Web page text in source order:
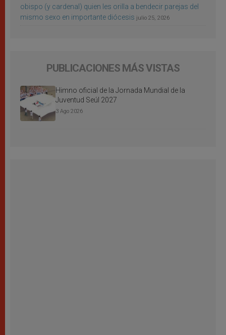
obispo (y cardenal) quien les orilla a bendecir parejas del
mismo sexo en importante diócesis julio 25, 2026
PUBLICACIONES MÁS VISTAS
Himno oficial de la Jornada Mundial de la
Juventud Seúl 2027
3 Ago 2026